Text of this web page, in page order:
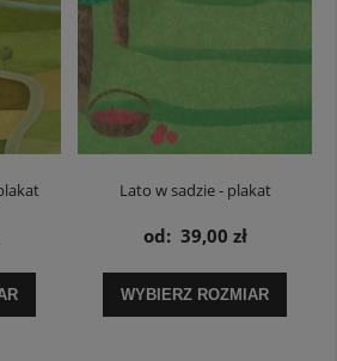
Lato w sadzie - plakat
od: 39,00 zł
WYBIERZ ROZMIAR